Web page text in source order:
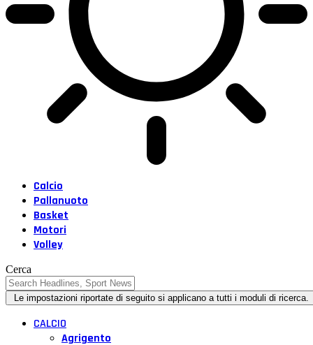
Calcio
Pallanuoto
Basket
Motori
Volley
Cerca
CALCIO
Agrigento